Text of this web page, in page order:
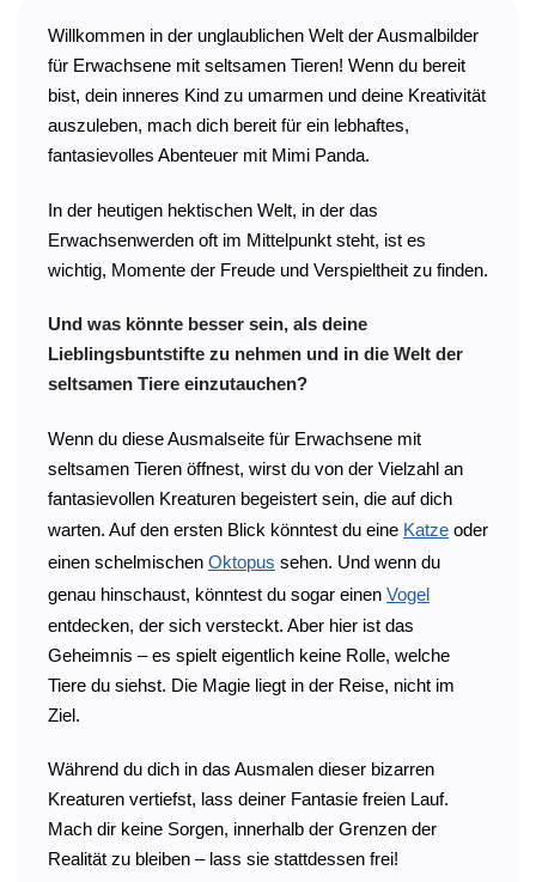
Willkommen in der unglaublichen Welt der Ausmalbilder
für Erwachsene mit seltsamen Tieren! Wenn du bereit
bist, dein inneres Kind zu umarmen und deine Kreativität
auszuleben, mach dich bereit für ein lebhaftes,
fantasievolles Abenteuer mit Mimi Panda.
In der heutigen hektischen Welt, in der das
Erwachsenwerden oft im Mittelpunkt steht, ist es
wichtig, Momente der Freude und Verspieltheit zu finden.
Und was könnte besser sein, als deine
Lieblingsbuntstifte zu nehmen und in die Welt der
seltsamen Tiere einzutauchen?
Wenn du diese Ausmalseite für Erwachsene mit
seltsamen Tieren öffnest, wirst du von der Vielzahl an
fantasievollen Kreaturen begeistert sein, die auf dich
warten. Auf den ersten Blick könntest du eine Katze oder
einen schelmischen Oktopus sehen. Und wenn du
genau hinschaust, könntest du sogar einen Vogel
entdecken, der sich versteckt. Aber hier ist das
Geheimnis – es spielt eigentlich keine Rolle, welche
Tiere du siehst. Die Magie liegt in der Reise, nicht im
Ziel.
Während du dich in das Ausmalen dieser bizarren
Kreaturen vertiefst, lass deiner Fantasie freien Lauf.
Mach dir keine Sorgen, innerhalb der Grenzen der
Realität zu bleiben – lass sie stattdessen frei!